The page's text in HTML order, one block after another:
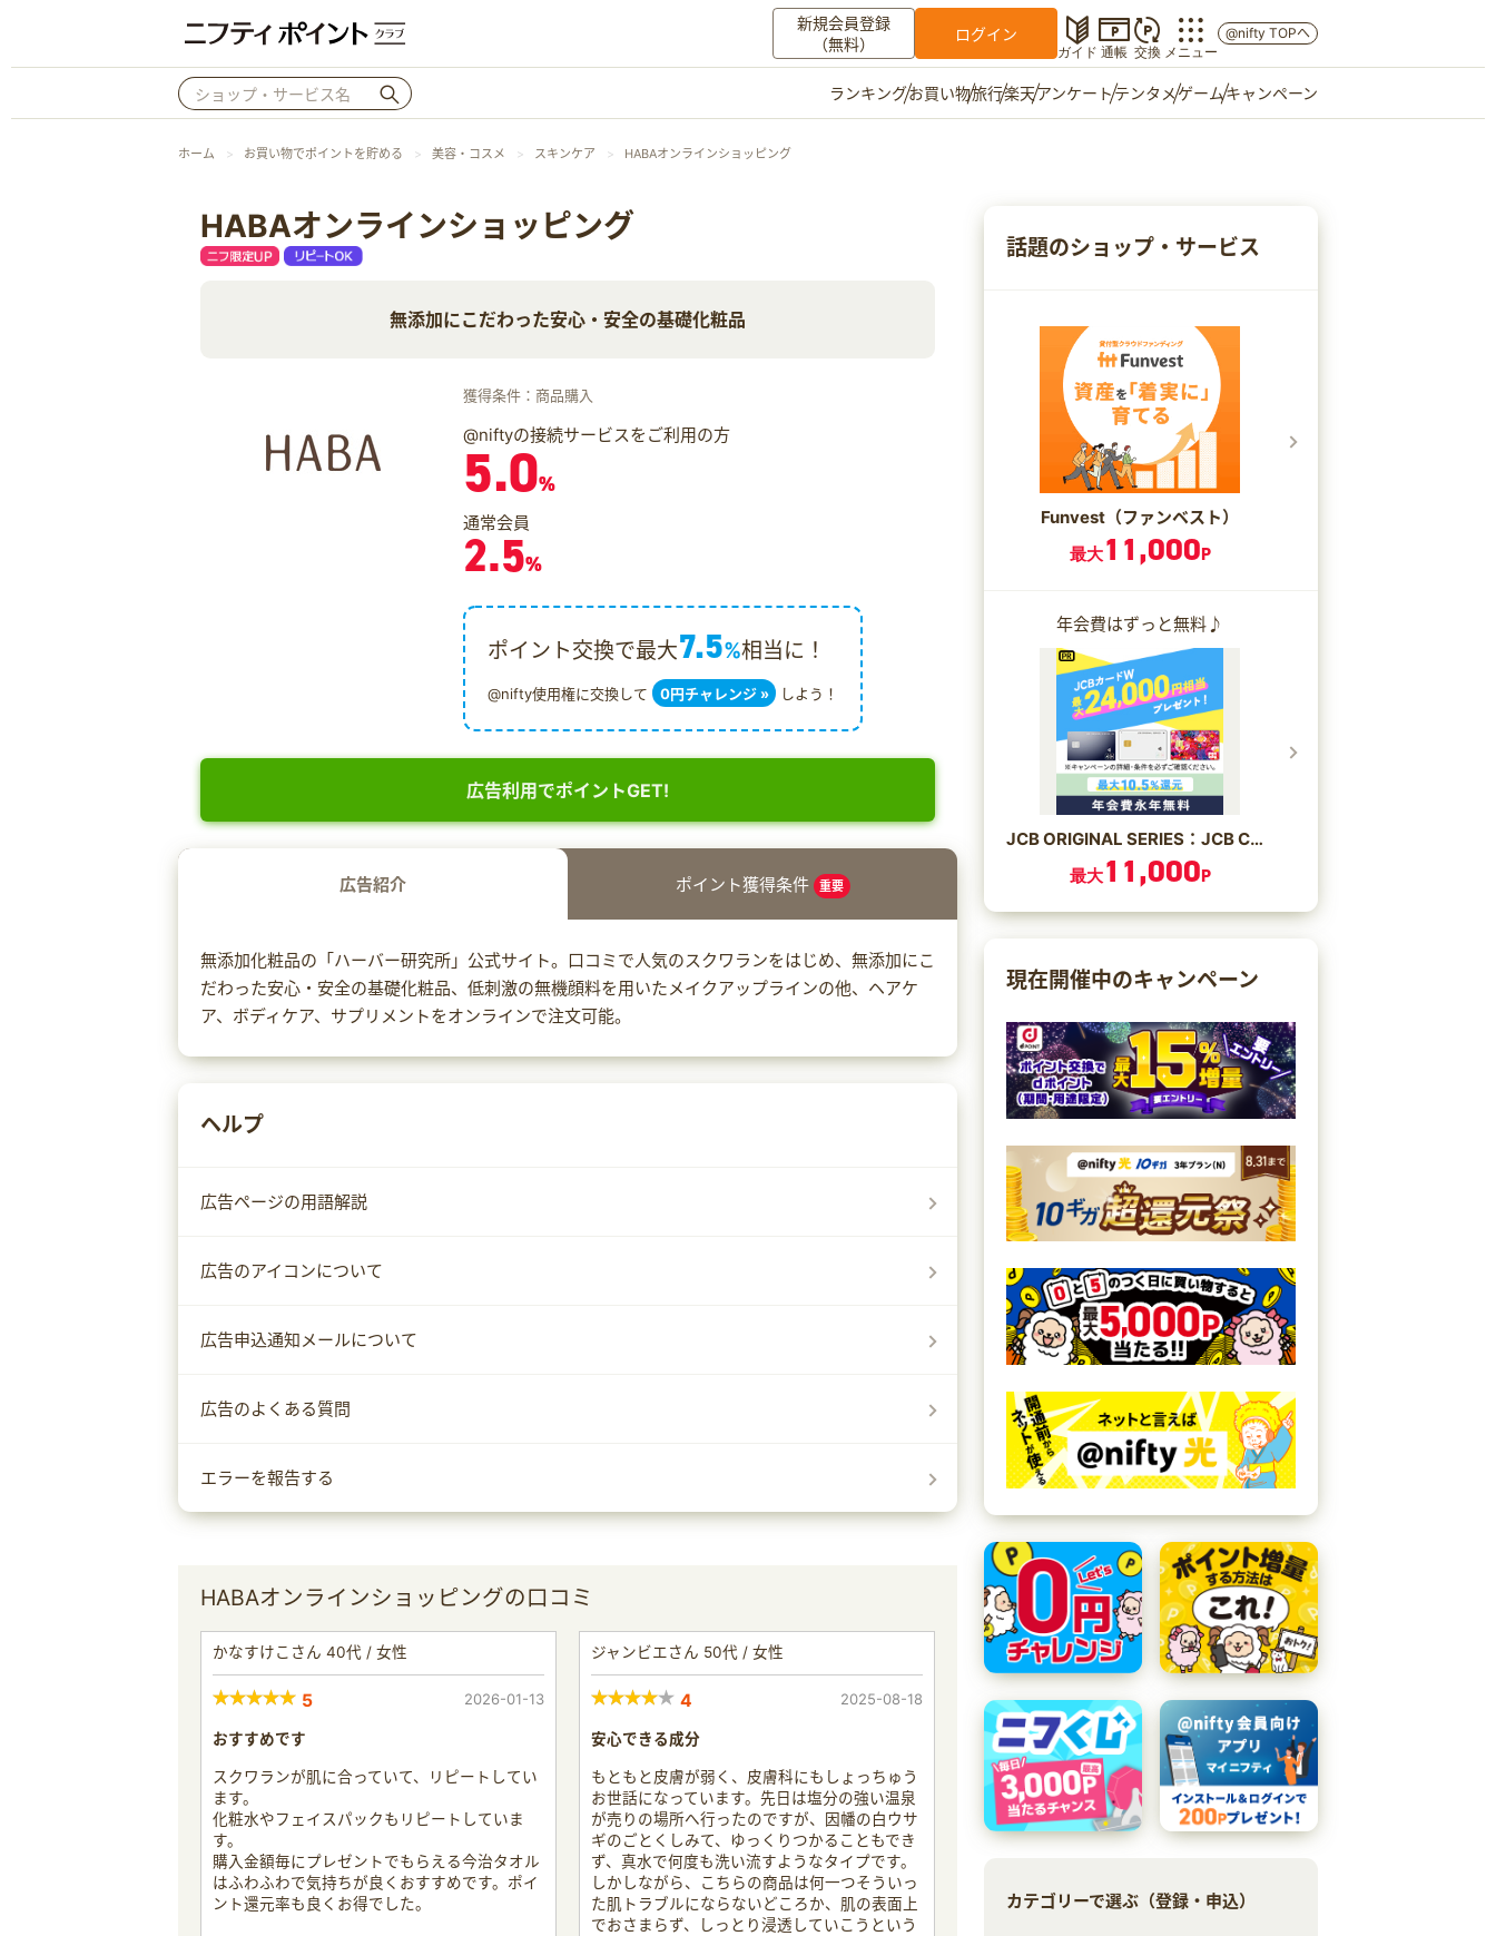
新規会員登録
（無料）
ログイン
ガイド 通帳 交換 メニュー
お知らせ
@nifty TOPへ
ランキングお買い物旅行楽天アンケートテンタメゲームキャンペーン
ホーム お買い物でポイントを貯める 美容・コスメ スキンケア HABAオンラインショッピング
HABAオンラインショッピング
無添加にこだわった安心・安全の基礎化粧品
獲得条件：商品購入
@niftyの接続サービスをご利用の方
5.0%
通常会員
2.5%
ポイント交換で最大7.5%相当に！
@nifty使用権に交換して 0円チャレンジ » しよう！
広告利用でポイントGET!
広告紹介 ポイント獲得条件 重要
無添加化粧品の「ハーバー研究所」公式サイト。口コミで人気のスクワランをはじめ、無添加にこ
だわった安心・安全の基礎化粧品、低刺激の無機顔料を用いたメイクアップラインの他、ヘアケ
ア、ボディケア、サプリメントをオンラインで注文可能。
ヘルプ
広告ページの用語解説
広告のアイコンについて
広告申込通知メールについて
広告のよくある質問
エラーを報告する
HABAオンラインショッピングの口コミ
かなすけこさん 40代 / 女性
5 2026-01-13
おすすめです
スクワランが肌に合っていて、リピートしてい
ます。
化粧水やフェイスパックもリピートしていま
す。
購入金額毎にプレゼントでもらえる今治タオル
はふわふわで気持ちが良くおすすめです。ポイ
ント還元率も良くお得でした。
ジャンビエさん 50代 / 女性
4 2025-08-18
安心できる成分
もともと皮膚が弱く、皮膚科にもしょっちゅう
お世話になっています。先日は塩分の強い温泉
が売りの場所へ行ったのですが、因幡の白ウサ
ギのごとくしみて、ゆっくりつかることもでき
ず、真水で何度も洗い流すようなタイプです。
しかしながら、こちらの商品は何一つそういっ
た肌トラブルにならないどころか、肌の表面上
でおさまらず、しっとり浸透していこうという
話題のショップ・サービス
Funvest（ファンベスト）
最大11,000P
年会費はずっと無料♪
JCB ORIGINAL SERIES：JCB CARD W/JCB CARD W plus L
最大11,000P
現在開催中のキャンペーン
カテゴリーで選ぶ（登録・申込）